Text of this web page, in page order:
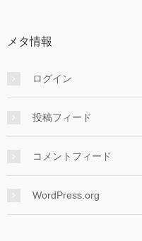
メタ情報
ログイン
投稿フィード
コメントフィード
WordPress.org